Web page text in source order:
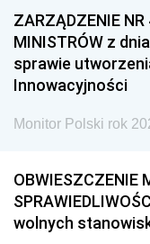
ZARZĄDZENIE NR
MINISTRÓW z
sprawie
Innowacyjności
Monitor Polski rok
OBWIESZCZENIE
wolnych